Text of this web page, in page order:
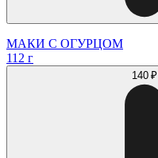
МАКИ С ОГУРЦОМ
112 г
140 ₽